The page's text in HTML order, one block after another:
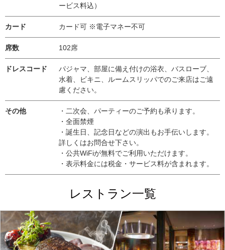
ービス料込）
カード カード可 ※電子マネー不可
席数 102席
ドレスコード
パジャマ、部屋に備え付けの浴衣、バスローブ、
水着、ビキニ、ルームスリッパでのご来店はご遠
慮ください。
その他
・二次会、パーティーのご予約も承ります。
・全面禁煙
・誕生日、記念日などの演出もお手伝いします。
詳しくはお問合せ下さい。
・公共WiFiが無料でご利用いただけます。
・表示料金には税金・サービス料が含まれます。
レストラン一覧